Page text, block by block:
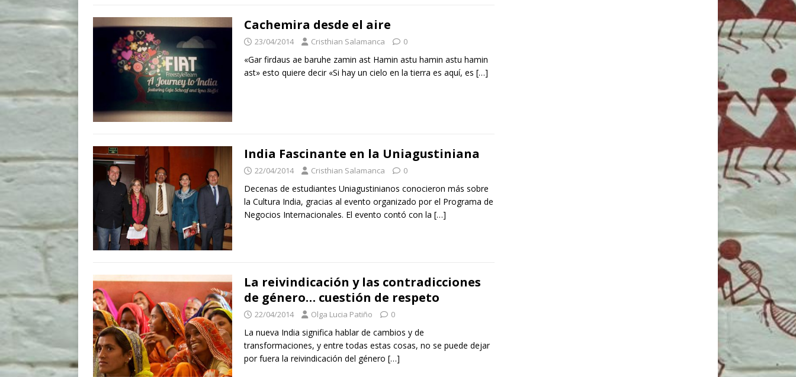
Cachemira desde el aire
23/04/2014 Cristhian Salamanca 0
«Gar firdaus ae baruhe zamin ast Hamin astu hamin astu hamin
ast» esto quiere decir «Si hay un cielo en la tierra es aquí, es […]
India Fascinante en la Uniagustiniana
22/04/2014 Cristhian Salamanca 0
Decenas de estudiantes Uniagustinianos conocieron más sobre
la Cultura India, gracias al evento organizado por el Programa de
Negocios Internacionales. El evento contó con la […]
La reivindicación y las contradicciones
de género… cuestión de respeto
22/04/2014 Olga Lucia Patiño 0
La nueva India significa hablar de cambios y de
transformaciones, y entre todas estas cosas, no se puede dejar
por fuera la reivindicación del género […]